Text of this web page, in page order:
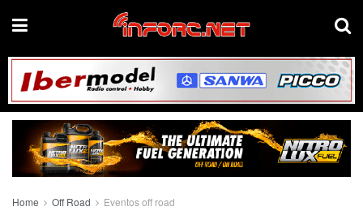
Home Off Road Eventos off road